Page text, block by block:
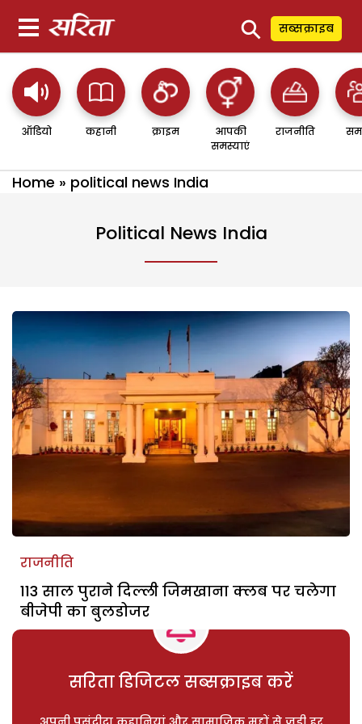
⚲ सब्सक्राइब
ऑडियो कहानी क्राइम
आपकी
समस्याएं
राजनीति
Home » political news India
Political News India
राजनीति
113 साल पुराने दिल्ली जिमखाना क्लब पर चलेगा
बीजेपी का बुलडोजर
सरिता डिजिटल सब्सक्राइब करें